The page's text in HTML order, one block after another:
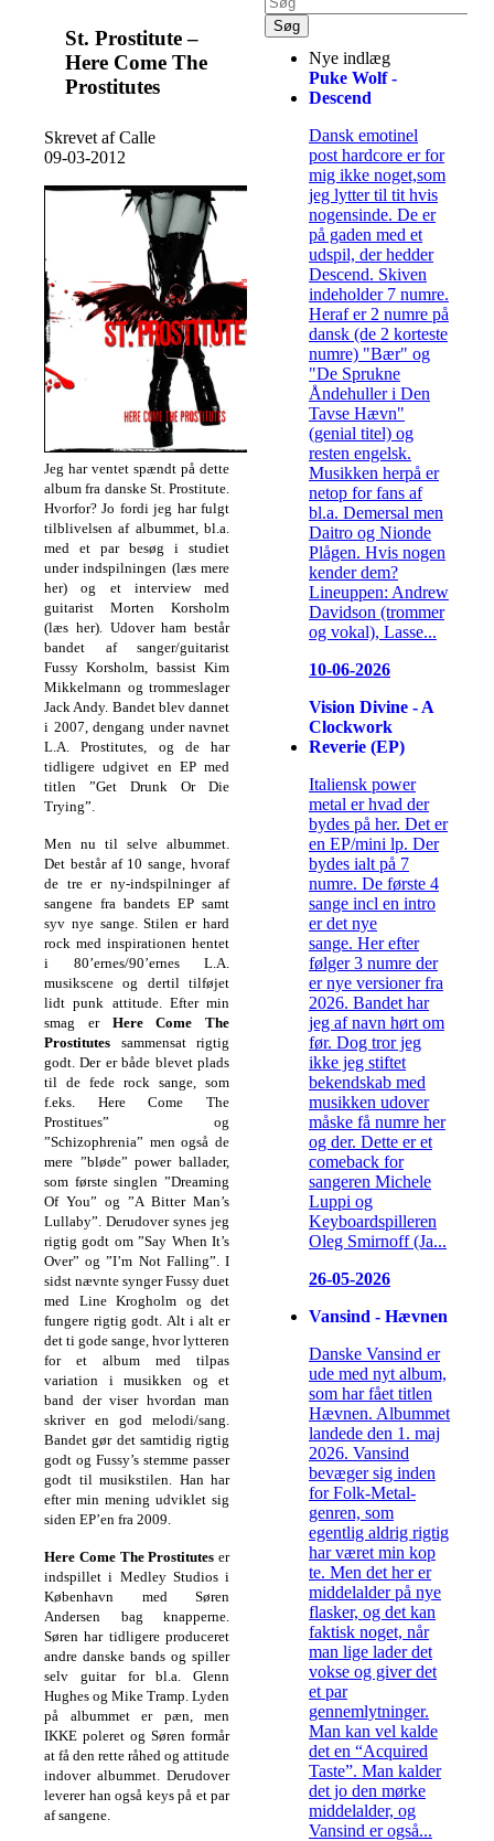
St. Prostitute –
Here Come The
Prostitutes
Skrevet af Calle
09-03-2012
Jeg har ventet spændt på dette
album fra danske St. Prostitute.
Hvorfor? Jo fordi jeg har fulgt
tilblivelsen af albummet, bl.a.
med et par besøg i studiet
under indspilningen (læs mere
her) og et interview med
guitarist Morten Korsholm
(læs her). Udover ham består
bandet af sanger/guitarist
Fussy Korsholm, bassist Kim
Mikkelmann og trommeslager
Jack Andy. Bandet blev dannet
i 2007, dengang under navnet
L.A. Prostitutes, og de har
tidligere udgivet en EP med
titlen ”Get Drunk Or Die
Trying”.
Men nu til selve albummet.
Det består af 10 sange, hvoraf
de tre er ny-indspilninger af
sangene fra bandets EP samt
syv nye sange. Stilen er hard
rock med inspirationen hentet
i 80’ernes/90’ernes L.A.
musikscene og dertil tilføjet
lidt punk attitude. Efter min
smag er Here Come The
Prostitutes sammensat rigtig
godt. Der er både blevet plads
til de fede rock sange, som
f.eks. Here Come The
Prostitues” og
”Schizophrenia” men også de
mere ”bløde” power ballader,
som første singlen ”Dreaming
Of You” og ”A Bitter Man’s
Lullaby”. Derudover synes jeg
rigtig godt om ”Say When It’s
Over” og ”I’m Not Falling”. I
sidst nævnte synger Fussy duet
med Line Krogholm og det
fungere rigtig godt. Alt i alt er
det ti gode sange, hvor lytteren
for et album med tilpas
variation i musikken og et
band der viser hvordan man
skriver en god melodi/sang.
Bandet gør det samtidig rigtig
godt og Fussy’s stemme passer
godt til musikstilen. Han har
efter min mening udviklet sig
siden EP’en fra 2009.
Here Come The Prostitutes er
indspillet i Medley Studios i
København med Søren
Andersen bag knapperne.
Søren har tidligere produceret
andre danske bands og spiller
selv guitar for bl.a. Glenn
Hughes og Mike Tramp. Lyden
på albummet er pæn, men
IKKE poleret og Søren formår
at få den rette råhed og attitude
indover albummet. Derudover
leverer han også keys på et par
af sangene.
Nye indlæg
Puke Wolf -
Descend
Dansk emotinel
post hardcore er for
mig ikke noget,som
jeg lytter til tit hvis
nogensinde. De er
på gaden med et
udspil, der hedder
Descend. Skiven
indeholder 7 numre.
Heraf er 2 numre på
dansk (de 2 korteste
numre) "Bær" og
"De Sprukne
Åndehuller i Den
Tavse Hævn"
(genial titel) og
resten engelsk.
Musikken herpå er
netop for fans af
bl.a. Demersal men
Daitro og Nionde
Plågen. Hvis nogen
kender dem?
Lineuppen: Andrew
Davidson (trommer
og vokal), Lasse...
10-06-2026
Vision Divine - A
Clockwork
Reverie (EP)
Italiensk power
metal er hvad der
bydes på her. Det er
en EP/mini lp. Der
bydes ialt på 7
numre. De første 4
sange incl en intro
er det nye
sange. Her efter
følger 3 numre der
er nye versioner fra
2026. Bandet har
jeg af navn hørt om
før. Dog tror jeg
ikke jeg stiftet
bekendskab med
musikken udover
måske få numre her
og der. Dette er et
comeback for
sangeren Michele
Luppi og
Keyboardspilleren
Oleg Smirnoff (Ja...
26-05-2026
Vansind - Hævnen
Danske Vansind er
ude med nyt album,
som har fået titlen
Hævnen. Albummet
landede den 1. maj
2026. Vansind
bevæger sig inden
for Folk-Metal-
genren, som
egentlig aldrig rigtig
har været min kop
te. Men det her er
middelalder på nye
flasker, og det kan
faktisk noget, når
man lige lader det
vokse og giver det
et par
gennemlytninger.
Man kan vel kalde
det en “Acquired
Taste”. Man kalder
det jo den mørke
middelalder, og
Vansind er også...